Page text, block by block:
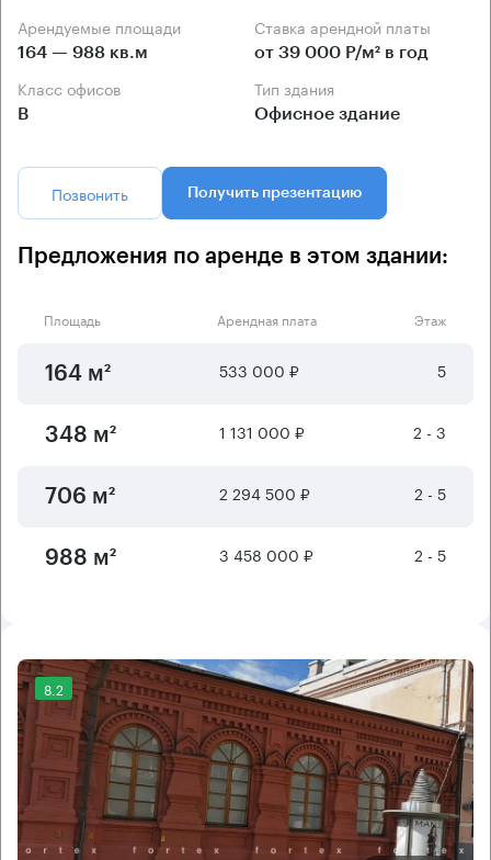
Арендуемые площади
164 — 988 кв.м
Ставка арендной платы
от 39 000 Р/м² в год
Класс офисов
B
Тип здания
Офисное здание
Позвонить Получить презентацию
Предложения по аренде в этом здании:
Площадь Арендная плата Этаж
164 м² 533 000 ₽ 5
348 м² 1 131 000 ₽ 2 - 3
706 м² 2 294 500 ₽ 2 - 5
988 м² 3 458 000 ₽ 2 - 5
8.2